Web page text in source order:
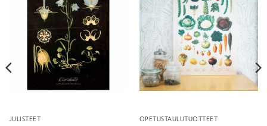
JULISTEET OPETUSTAULUTUOTTEET